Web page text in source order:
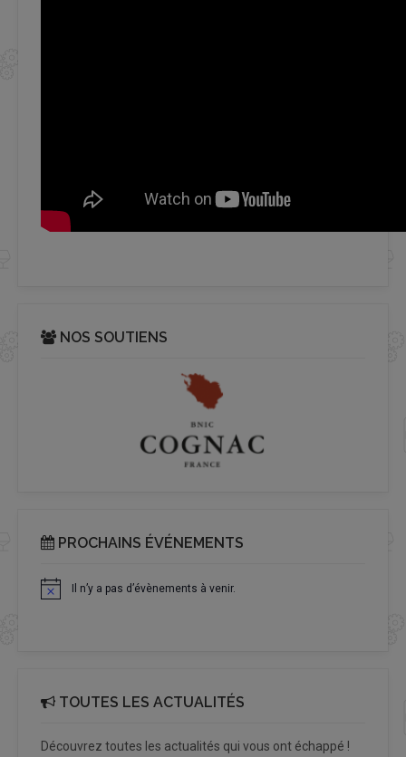
NOS SOUTIENS
PROCHAINS ÉVÉNEMENTS
Notice Il n’y a pas d’évènements à venir.
TOUTES LES ACTUALITÉS
Découvrez toutes les actualités qui vous ont échappé !